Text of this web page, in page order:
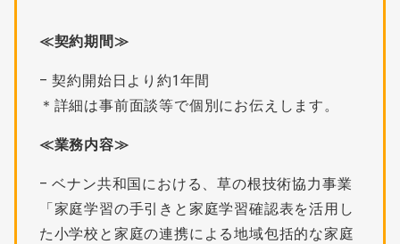
≪契約期間≫
– 契約開始日より約1年間
＊詳細は事前面談等で個別にお伝えします。
≪業務内容≫
– ベナン共和国における、草の根技術協力事業
「家庭学習の手引きと家庭学習確認表を活用し
た小学校と家庭の連携による地域包括的な家庭